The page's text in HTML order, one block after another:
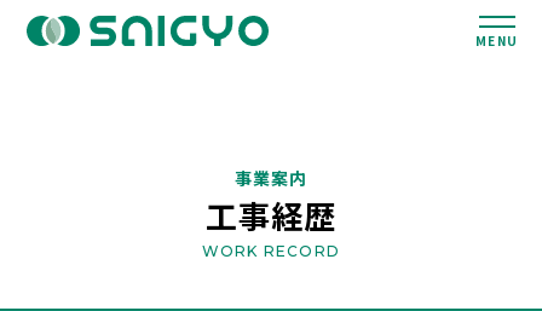
MENU
事業案内
工事経歴
WORK RECORD